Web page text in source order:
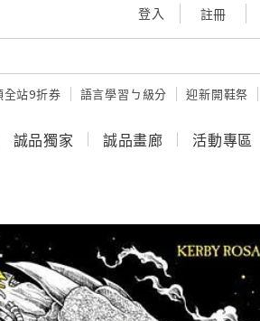
登入 註冊
全站9折券 語言學習ㄅ級分 迎新開鞋祭
誠品獨家 誠品畫廊 活動專區